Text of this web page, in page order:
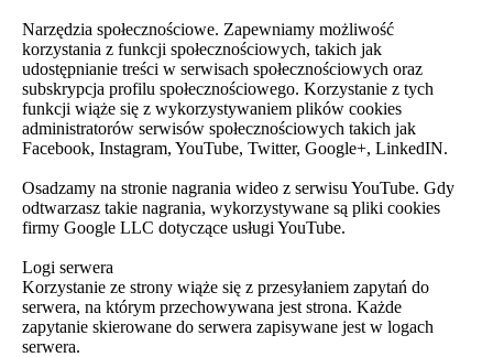
Narzędzia społecznościowe. Zapewniamy możliwość
korzystania z funkcji społecznościowych, takich jak
udostępnianie treści w serwisach społecznościowych oraz
subskrypcja profilu społecznościowego. Korzystanie z tych
funkcji wiąże się z wykorzystywaniem plików cookies
administratorów serwisów społecznościowych takich jak
Facebook, Instagram, YouTube, Twitter, Google+, LinkedIN.
Osadzamy na stronie nagrania wideo z serwisu YouTube. Gdy
odtwarzasz takie nagrania, wykorzystywane są pliki cookies
firmy Google LLC dotyczące usługi YouTube.
Logi serwera
Korzystanie ze strony wiąże się z przesyłaniem zapytań do
serwera, na którym przechowywana jest strona. Każde
zapytanie skierowane do serwera zapisywane jest w logach
serwera.